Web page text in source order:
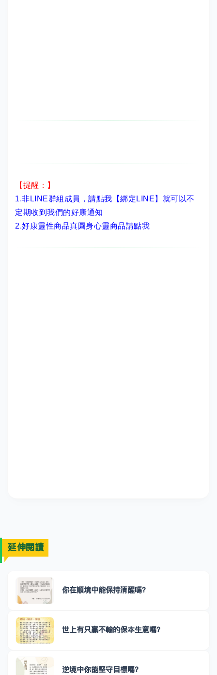
【提醒：】
1.非LINE群組成員， 請點我【綁定LINE】 就可以不
定期收到我們的好康通知
2.好康靈性商品真圓身心靈商品請點我
延伸閱讀
你在順境中能保持清醒嗎？
世上有只贏不輸的保本生意嗎？
逆境中你能堅守目標嗎？